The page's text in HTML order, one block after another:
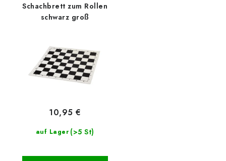
Schachbrett zum Rollen
schwarz groß
auf Lager (>5 St)
10,95 €